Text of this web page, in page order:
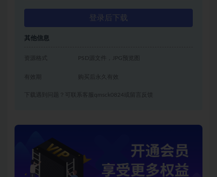
登录后下载
其他信息
资源格式 PSD源文件，JPG预览图
有效期 购买后永久有效
下载遇到问题？可联系客服qmsck0824或留言反馈